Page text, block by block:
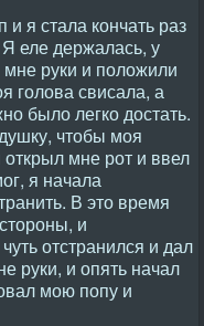
я стала кончать раз
еле держалась, у
руки и положили
голова свисала, а
было легко достать.
чтобы моя
мне рот и ввел
я начала
В это время
и
отстранился и дал
руки, и опять начал
мою попу и